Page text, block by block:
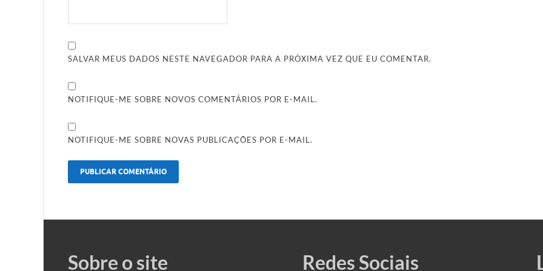
SALVAR MEUS DADOS NESTE NAVEGADOR PARA A PRÓXIMA VEZ QUE EU COMENTAR.
NOTIFIQUE-ME SOBRE NOVOS COMENTÁRIOS POR E-MAIL.
NOTIFIQUE-ME SOBRE NOVAS PUBLICAÇÕES POR E-MAIL.
Sobre o site Redes Sociais